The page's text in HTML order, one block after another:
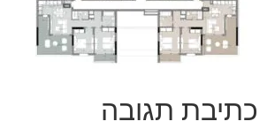
כתיבת תגובה